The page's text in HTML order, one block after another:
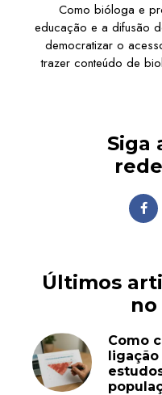
Como bióloga e
educação e a difusão
democratizar o
trazer conteúdo de
Siga
Últimos
Como